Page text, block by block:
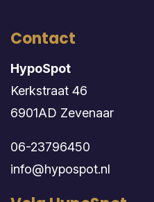
Contact
HypoSpot
Kerkstraat 46
6901AD Zevenaar
06-23796450
info@hypospot.nl